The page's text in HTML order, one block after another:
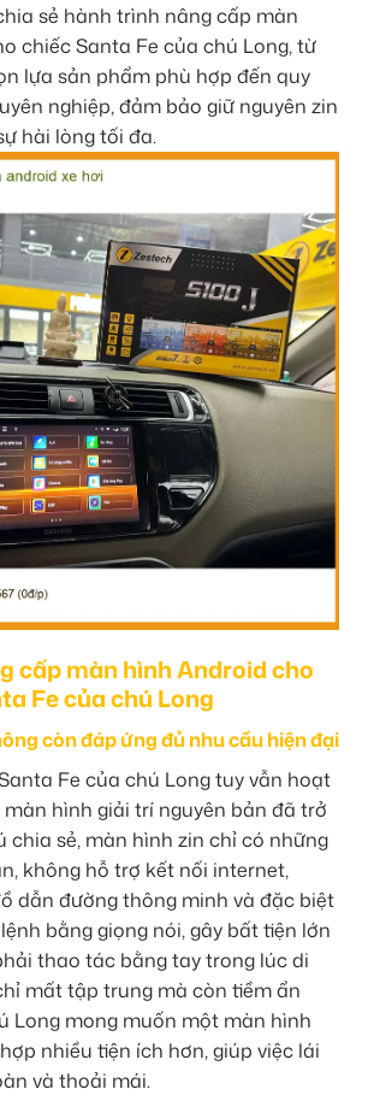
sẻ hành trình nâng cấp màn
chiếc Santa Fe của chú Long, từ
lựa sản phẩm phù hợp đến quy
nghiệp, đảm bảo giữ nguyên zin
hài lòng tối đa.
cấp màn hình Android cho
Fe của chú Long
còn đáp ứng đủ nhu cầu hiện đại
Fe của chú Long tuy vẫn hoạt
hình giải trí nguyên bản đã trở
chia sẻ, màn hình zin chỉ có những
không hỗ trợ kết nối internet,
dẫn đường thông minh và đặc biệt
bằng giọng nói, gây bất tiện lớn
thao tác bằng tay trong lúc di
mất tập trung mà còn tiềm ẩn
Long mong muốn một màn hình
nhiều tiện ích hơn, giúp việc lái
và thoải mái.